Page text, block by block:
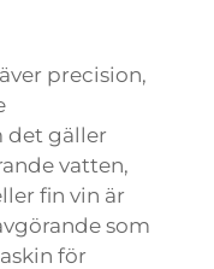
precision,
det gäller
vatten,
fin vin är
som
för